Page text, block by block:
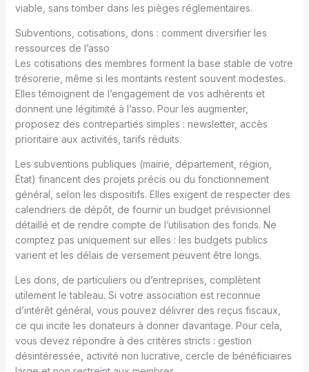
viable, sans tomber dans les pièges réglementaires.
Subventions, cotisations, dons : comment diversifier les
ressources de l’asso
Les cotisations des membres forment la base stable de votre
trésorerie, même si les montants restent souvent modestes.
Elles témoignent de l’engagement de vos adhérents et
donnent une légitimité à l’asso. Pour les augmenter,
proposez des contreparties simples : newsletter, accès
prioritaire aux activités, tarifs réduits.
Les subventions publiques (mairie, département, région,
État) financent des projets précis ou du fonctionnement
général, selon les dispositifs. Elles exigent de respecter des
calendriers de dépôt, de fournir un budget prévisionnel
détaillé et de rendre compte de l’utilisation des fonds. Ne
comptez pas uniquement sur elles : les budgets publics
varient et les délais de versement peuvent être longs.
Les dons, de particuliers ou d’entreprises, complètent
utilement le tableau. Si votre association est reconnue
d’intérêt général, vous pouvez délivrer des reçus fiscaux,
ce qui incite les donateurs à donner davantage. Pour cela,
vous devez répondre à des critères stricts : gestion
désintéressée, activité non lucrative, cercle de bénéficiaires